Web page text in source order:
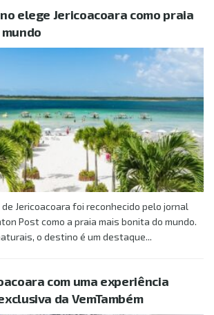
elege Jericoacoara como praia
Jericoacoara foi reconhecido pelo jornal
Post como a praia mais bonita do mundo.
o destino é um destaque...
com uma experiência
da VemTambém